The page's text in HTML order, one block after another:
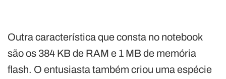
Outra característica que consta no notebook
são os 384 KB de RAM e 1 MB de memória
flash. O entusiasta também criou uma espécie